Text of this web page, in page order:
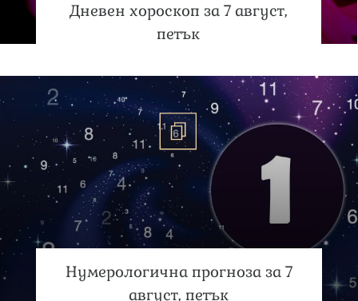
Дневен хороскоп за 7 август,
петък
Нумерологична прогноза за 7
август, петък